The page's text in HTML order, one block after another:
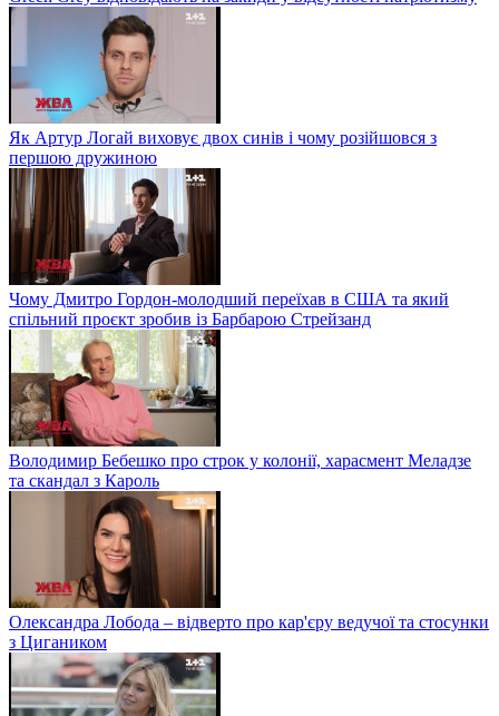
Як Артур Логай виховує двох синів і чому розійшовся з
першою дружиною
Чому Дмитро Гордон-молодший переїхав в США та який
спільний проєкт зробив із Барбарою Стрейзанд
Володимир Бебешко про строк у колонії, харасмент Меладзе
та скандал з Кароль
Олександра Лобода – відверто про кар'єру ведучої та стосунки
з Цигаником